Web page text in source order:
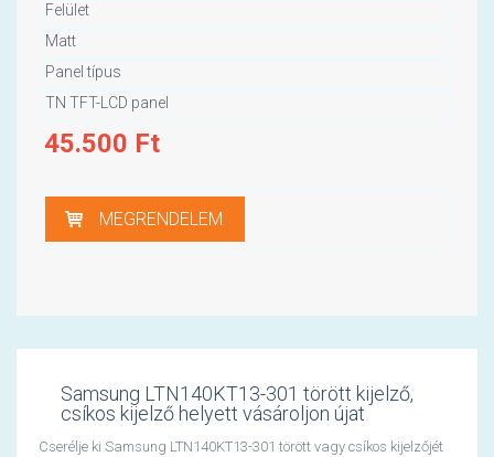
Felület
Matt
Panel típus
TN TFT-LCD panel
45.500 Ft
MEGRENDELEM
Samsung LTN140KT13-301 törött kijelző,
csíkos kijelző helyett vásároljon újat
Cserélje ki Samsung LTN140KT13-301 törött vagy csíkos kijelzőjét